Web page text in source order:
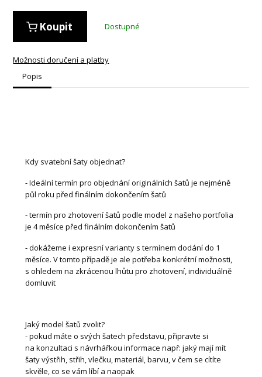
Koupit Dostupné
Možnosti doručení a platby
Popis
Kdy svatební šaty objednat?
- Ideální termín pro objednání originálních šatů je nejméně
půl roku před finálním dokončením šatů
- termín pro zhotovení šatů podle model z našeho portfolia
je 4 měsíce před finálním dokončením šatů
- dokážeme i expresní varianty s termínem dodání do 1
měsíce. V tomto případě je ale potřeba konkrétní možnosti,
s ohledem na zkrácenou lhůtu pro zhotovení, individuálně
domluvit
Jaký model šatů zvolit?
- pokud máte o svých šatech představu, připravte si
na konzultaci s návrhářkou informace např: jaký mají mít
šaty výstřih, střih, vlečku, materiál, barvu, v čem se cítíte
skvěle, co se vám líbí a naopak